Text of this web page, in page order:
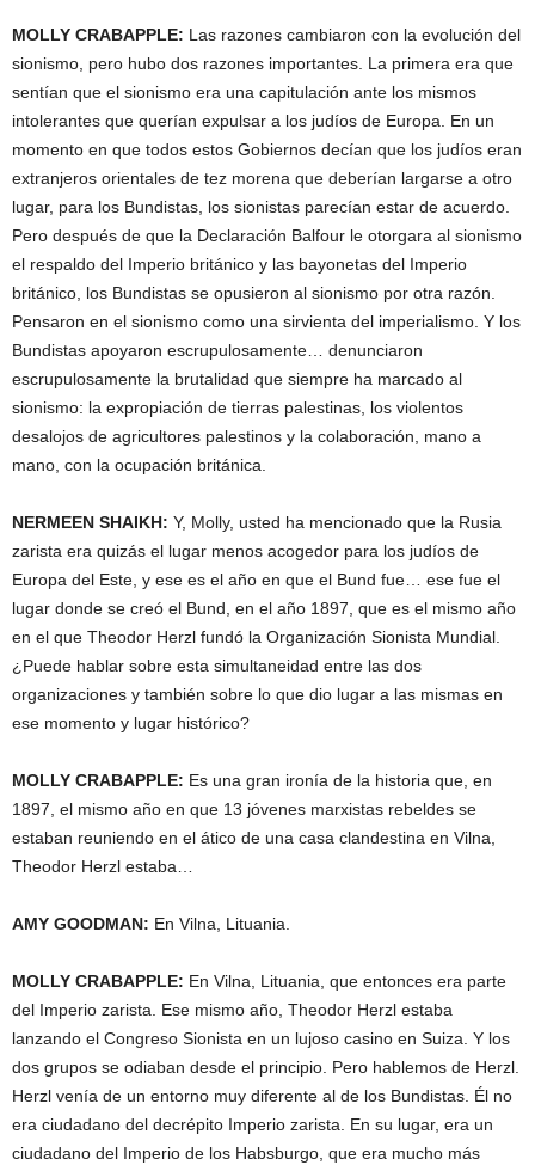
MOLLY CRABAPPLE: Las razones cambiaron con la evolución del
sionismo, pero hubo dos razones importantes. La primera era que
sentían que el sionismo era una capitulación ante los mismos
intolerantes que querían expulsar a los judíos de Europa. En un
momento en que todos estos Gobiernos decían que los judíos eran
extranjeros orientales de tez morena que deberían largarse a otro
lugar, para los Bundistas, los sionistas parecían estar de acuerdo.
Pero después de que la Declaración Balfour le otorgara al sionismo
el respaldo del Imperio británico y las bayonetas del Imperio
británico, los Bundistas se opusieron al sionismo por otra razón.
Pensaron en el sionismo como una sirvienta del imperialismo. Y los
Bundistas apoyaron escrupulosamente… denunciaron
escrupulosamente la brutalidad que siempre ha marcado al
sionismo: la expropiación de tierras palestinas, los violentos
desalojos de agricultores palestinos y la colaboración, mano a
mano, con la ocupación británica.
NERMEEN SHAIKH: Y, Molly, usted ha mencionado que la Rusia
zarista era quizás el lugar menos acogedor para los judíos de
Europa del Este, y ese es el año en que el Bund fue… ese fue el
lugar donde se creó el Bund, en el año 1897, que es el mismo año
en el que Theodor Herzl fundó la Organización Sionista Mundial.
¿Puede hablar sobre esta simultaneidad entre las dos
organizaciones y también sobre lo que dio lugar a las mismas en
ese momento y lugar histórico?
MOLLY CRABAPPLE: Es una gran ironía de la historia que, en
1897, el mismo año en que 13 jóvenes marxistas rebeldes se
estaban reuniendo en el ático de una casa clandestina en Vilna,
Theodor Herzl estaba…
AMY GOODMAN: En Vilna, Lituania.
MOLLY CRABAPPLE: En Vilna, Lituania, que entonces era parte
del Imperio zarista. Ese mismo año, Theodor Herzl estaba
lanzando el Congreso Sionista en un lujoso casino en Suiza. Y los
dos grupos se odiaban desde el principio. Pero hablemos de Herzl.
Herzl venía de un entorno muy diferente al de los Bundistas. Él no
era ciudadano del decrépito Imperio zarista. En su lugar, era un
ciudadano del Imperio de los Habsburgo, que era mucho más